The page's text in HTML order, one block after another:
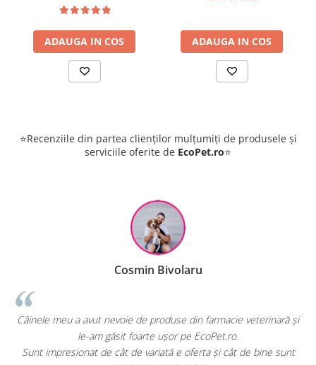
ADAUGA IN COS ADAUGA IN COS
⭐Recenziile din partea clienților mulțumiți de produsele și
serviciile oferite de EcoPet.ro⭐
Cosmin Bivolaru
Câinele meu a avut nevoie de produse din farmacie veterinară și
le-am găsit foarte ușor pe EcoPet.ro.
Sunt impresionat de cât de variată e oferta și cât de bine sunt